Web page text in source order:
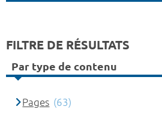
FILTRE DE RÉSULTATS
Par type de contenu
Pages (63)